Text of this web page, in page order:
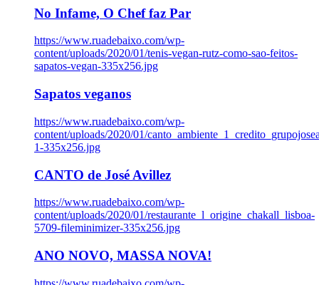
No Infame, O Chef faz Par
https://www.ruadebaixo.com/wp-
content/uploads/2020/01/tenis-vegan-rutz-como-sao-feitos-
sapatos-vegan-335x256.jpg
Sapatos veganos
https://www.ruadebaixo.com/wp-
content/uploads/2020/01/
1-335x256.jpg
CANTO de José Avillez
https://www.ruadebaixo.com/wp-
content/uploads/2020/01/restaurante_l_origine_chakall_lisboa-
5709-fileminimizer-335x256.jpg
ANO NOVO, MASSA NOVA!